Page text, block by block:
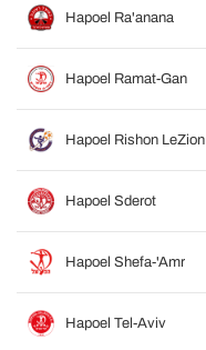
Hapoel Ra'anana
Hapoel Ramat-Gan
Hapoel Rishon LeZion
Hapoel Sderot
Hapoel Shefa-'Amr
Hapoel Tel-Aviv